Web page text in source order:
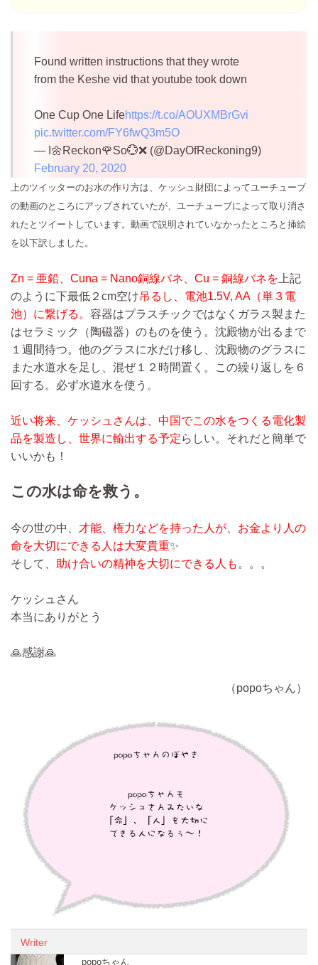
Found written instructions that they wrote
from the Keshe vid that youtube took down
One Cup One Lifehttps://t.co/AOUXMBrGvi
pic.twitter.com/FY6fwQ3m5O
— I🌼Reckon🌹So💮❌ (@DayOfReckoning9)
February 20, 2020
上のツイッターのお水の作り方は、ケッシュ財団によってユーチューブ
の動画のところにアップされていたが、ユーチューブによって取り消さ
れたとツイートしています。動画で説明されていなかったところと挿絵
を以下訳しました。
Zn = 亜鉛、Cuna = Nano銅線バネ、Cu = 銅線バネを 上記
のように下最低２cm空け吊るし、電池1.5V, AA（単３電
池）に繋げる。 容器はプラスチックではなくガラス製また
はセラミック（陶磁器）のものを使う。沈殿物が出るまで
１週間待つ。他のグラスに水だけ移し、沈殿物のグラスに
また水道水を足し、混ぜ１２時間置く。この繰り返しを６
回する。必ず水道水を使う。
近い将来、ケッシュさんは、中国でこの水をつくる電化製
品を製造し、世界に輸出する予定らしい。それだと簡単で
いいかも！
この水は命を救う。
今の世の中、 才能、権力などを持った人が、お金より人の
命を大切にできる人は大変貴重✨
そして、
助け合いの精神を大切にできる人も 。。。
ケッシュさん
本当にありがとう
🙏感謝🙏
（popoちゃん）
Writer
popoちゃん